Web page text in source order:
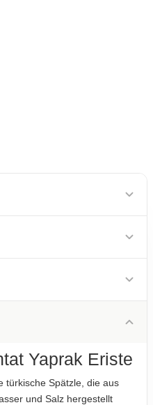
355 kcal
70 g
2.6 g
auf der jeweiligen
Yaprak Eriste
türkische Spätzle, die aus
und Salz hergestellt